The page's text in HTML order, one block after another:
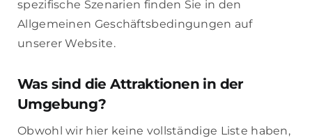
spezifische Szenarien finden Sie in den
Allgemeinen Geschäftsbedingungen auf
unserer Website.
Was sind die Attraktionen in der
Umgebung?
Obwohl wir hier keine vollständige Liste haben,